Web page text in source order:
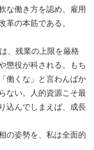
な働き方を認め、雇用
の本筋である。
、残業の上限を厳格
懲役が科される。もち
働くな」と言わんばか
ない。人的資源こそ最
込んでしまえば、成長
の姿勢を、私は全面的